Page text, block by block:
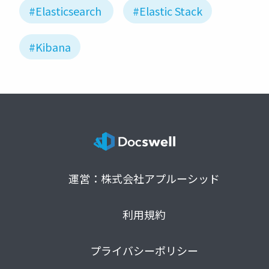
#Elasticsearch #Elastic Stack
#Kibana
運営：株式会社アプルーシッド
利用規約
プライバシーポリシー